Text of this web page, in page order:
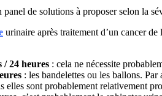
de solutions à proposer selon la
urinaire après traitement d’un cancer
/ 24 heures : cela ne nécessite
: les bandelettes ou les ballons.
elles sont probablement relativement